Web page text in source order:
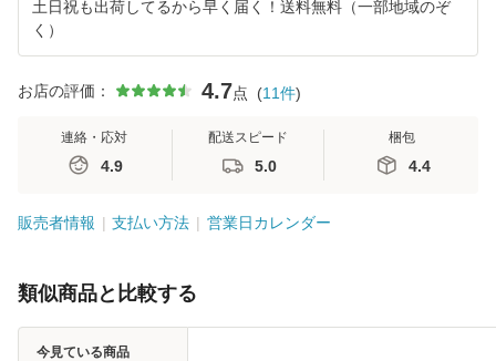
土日祝も出荷してるから早く届く！送料無料（一部地域のぞ
く）
お店の評価： 4.7点 (11件)
連絡・応対
4.9
配送スピード
5.0
梱包
4.4
販売者情報 支払い方法 営業日カレンダー
類似商品と比較する
今見ている商品